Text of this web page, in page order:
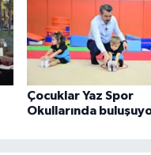
Çocuklar Yaz Spor
Okullarında